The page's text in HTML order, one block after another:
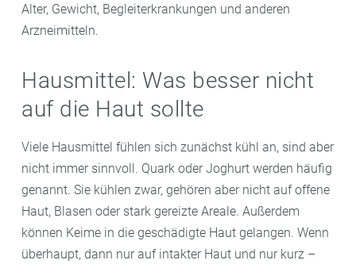
Alter, Gewicht, Begleiterkrankungen und anderen
Arzneimitteln.
Hausmittel: Was besser nicht
auf die Haut sollte
Viele Hausmittel fühlen sich zunächst kühl an, sind aber
nicht immer sinnvoll. Quark oder Joghurt werden häufig
genannt. Sie kühlen zwar, gehören aber nicht auf offene
Haut, Blasen oder stark gereizte Areale. Außerdem
können Keime in die geschädigte Haut gelangen. Wenn
überhaupt, dann nur auf intakter Haut und nur kurz –